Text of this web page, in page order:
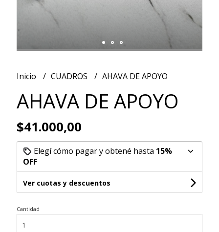
Inicio CUADROS AHAVA DE APOYO
AHAVA DE APOYO
$41.000,00
Elegí cómo pagar y obtené hasta 15%
OFF
Ver cuotas y descuentos
Cantidad